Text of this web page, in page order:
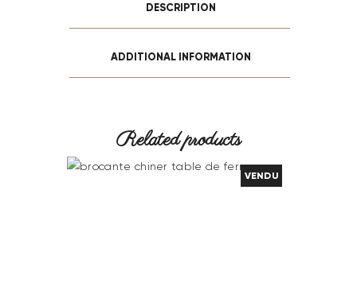
DESCRIPTION
ADDITIONAL INFORMATION
Related products
VENDU